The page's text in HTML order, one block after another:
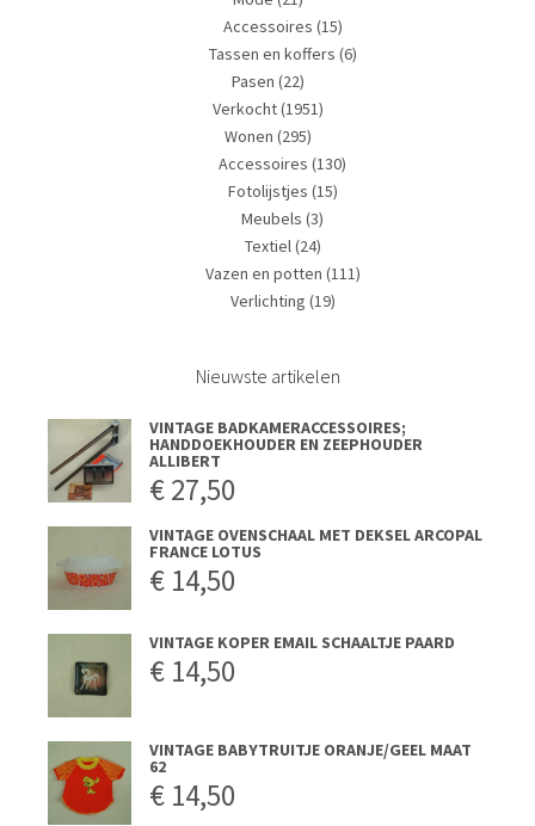
Accessoires (15)
Tassen en koffers (6)
Pasen (22)
Verkocht(1951)
Wonen (295)
Accessoires (130)
Fotolijstjes (15)
Meubels (3)
Textiel(24)
Vazen en potten (111)
Verlichting (19)
Nieuwste artikelen
VINTAGE BADKAMERACCESSOIRES;
HANDDOEKHOUDER EN ZEEPHOUDER
ALLIBERT
€27,50
VINTAGE OVENSCHAAL MET DEKSEL ARCOPAL
FRANCE LOTUS
€ 14,50
VINTAGE KOPER EMAIL SCHAALTJE PAARD
€ 14,50
VINTAGE BABYTRUITJE ORANJE/GEEL MAAT
62
€ 14,50